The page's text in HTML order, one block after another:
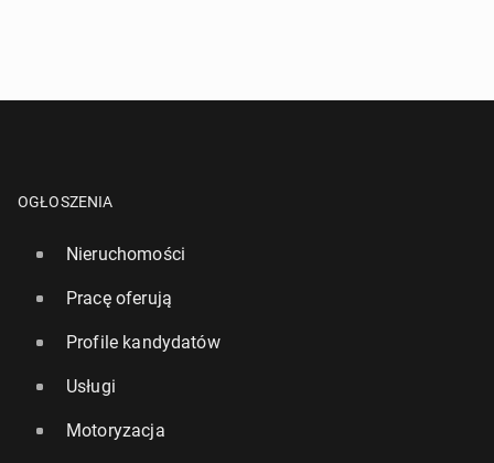
OGŁOSZENIA
Nieruchomości
Pracę oferują
Profile kandydatów
Usługi
Motoryzacja